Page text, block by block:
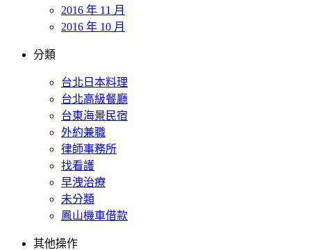
2016 年 11 月
2016 年 10 月
分類
台北日本料理
台北高級餐廳
台東海景民宿
外約兼職
律師事務所
找看護
早洩治療
未分類
鳳山機車借款
其他操作